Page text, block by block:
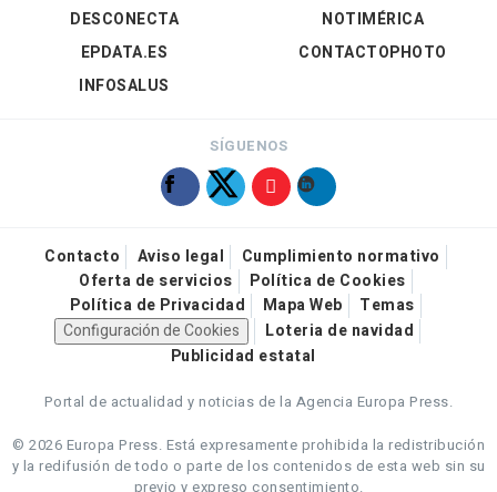
DESCONECTA
EPDATA.ES
INFOSALUS
NOTIMÉRICA
CONTACTOPHOTO
SÍGUENOS
Contacto Aviso legal
Cumplimiento normativo
Oferta de servicios
Política de Cookies
Política de Privacidad
Mapa Web
Temas
Configuración de Cookies
Loteria de navidad
Publicidad estatal
Portal de actualidad y noticias de la Agencia Europa Press.
© 2026 Europa Press. Está expresamente prohibida la redistribución
y la redifusión de todo o parte de los contenidos de esta web sin su
previo y expreso consentimiento.